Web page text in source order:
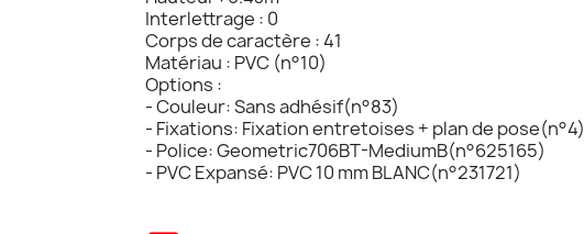
Interlettrage : 0
Corps de caractère : 41
Matériau : PVC (n°10)
Options :
- Couleur: Sans adhésif(n°83)
- Fixations: Fixation entretoises + plan de pose(n°4)
- Police: Geometric706BT-MediumB(n°625165)
- PVC Expansé: PVC 10 mm BLANC(n°231721)